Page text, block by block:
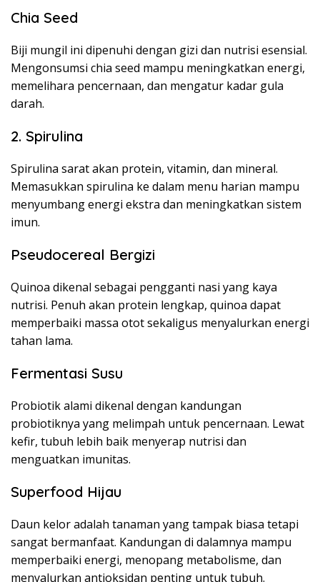
Chia Seed
Biji mungil ini dipenuhi dengan gizi dan nutrisi esensial.
Mengonsumsi chia seed mampu meningkatkan energi,
memelihara pencernaan, dan mengatur kadar gula
darah.
2. Spirulina
Spirulina sarat akan protein, vitamin, dan mineral.
Memasukkan spirulina ke dalam menu harian mampu
menyumbang energi ekstra dan meningkatkan sistem
imun.
Pseudocereal Bergizi
Quinoa dikenal sebagai pengganti nasi yang kaya
nutrisi. Penuh akan protein lengkap, quinoa dapat
memperbaiki massa otot sekaligus menyalurkan energi
tahan lama.
Fermentasi Susu
Probiotik alami dikenal dengan kandungan
probiotiknya yang melimpah untuk pencernaan. Lewat
kefir, tubuh lebih baik menyerap nutrisi dan
menguatkan imunitas.
Superfood Hijau
Daun kelor adalah tanaman yang tampak biasa tetapi
sangat bermanfaat. Kandungan di dalamnya mampu
memperbaiki energi, menopang metabolisme, dan
menyalurkan antioksidan penting untuk tubuh.